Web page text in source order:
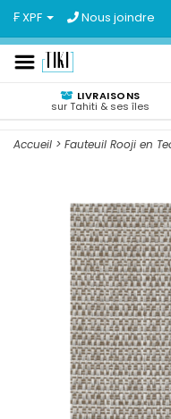
₣ XPF Nous joindre
LIVRAISONS
sur Tahiti & ses îles
Accueil > Fauteuil Rooji en